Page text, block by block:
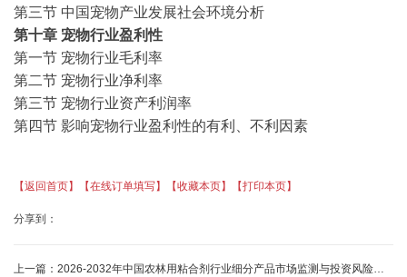
第三节 中国宠物产业发展社会环境分析
第十章 宠物行业盈利性
第一节 宠物行业毛利率
第二节 宠物行业净利率
第三节 宠物行业资产利润率
第四节 影响宠物行业盈利性的有利、不利因素
【返回首页】 【在线订单填写】 【收藏本页】 【打印本页】
分享到：
上一篇： 2026-2032年中国农林用粘合剂行业细分产品市场监测与投资风险研究报告-中金企信发布